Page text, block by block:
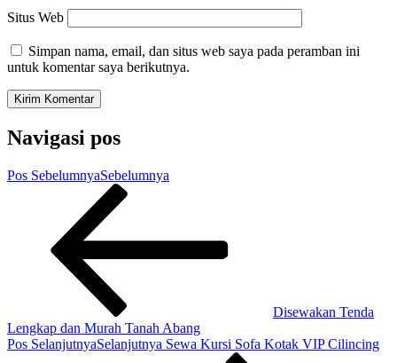
Situs Web
Simpan nama, email, dan situs web saya pada peramban ini
untuk komentar saya berikutnya.
Navigasi pos
Pos SebelumnyaSebelumnya
Disewakan Tenda
Lengkap dan Murah Tanah Abang
Pos SelanjutnyaSelanjutnya Sewa Kursi Sofa Kotak VIP Cilincing